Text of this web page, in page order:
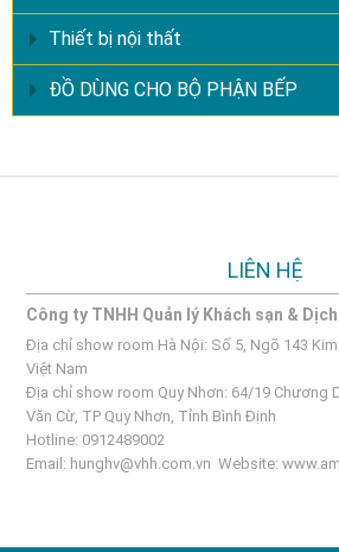
Thiết bị nội thất
ĐỒ DÙNG CHO BỘ PHẬN BẾP
LIÊN HỆ
Công ty TNHH Quản lý Khách sạn &
Địa chỉ show room Hà Nội: Số 5, Ngõ 143 Kim
Việt Nam
Địa chỉ show room Quy Nhơn: 64/19 Chương
Văn Cừ, TP Quy Nhơn, Tỉnh Bình Định
Hotline: 0912489002
Email: hunghv@vhh.com.vn Website: